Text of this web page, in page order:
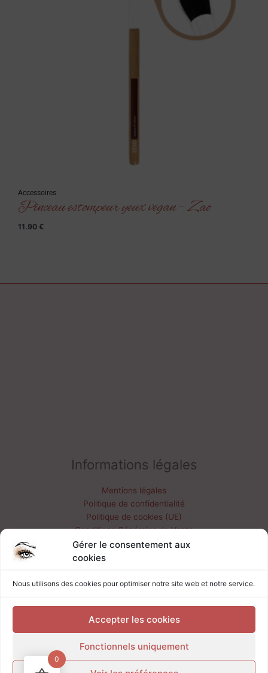
Gérer le consentement aux
cookies
Nous utilisons des cookies pour optimiser notre site web et notre service.
Accepter les cookies
Fonctionnels uniquement
Accessoires
Pinceau estompeur yeux vegan – Zao
11.90 €
Informations légales
Mentions légales
Politique de confidentialité
Politique de cookies (UE)
Conditions Générales de Vente
Livraisons & retours
06 32 73 61 03
0